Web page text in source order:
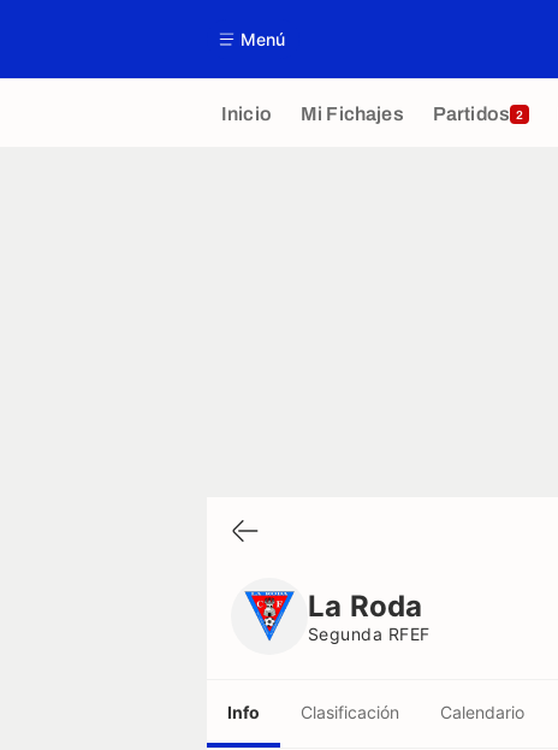
Menú
Inicio Mi Fichajes Partidos 2
La Roda
Segunda RFEF
Info Clasificación Calendario